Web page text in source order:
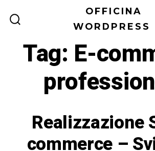
COMMUTATORE
OFFICINA
WORDPRESS
Tag: E-
Realizzazione
commerce –